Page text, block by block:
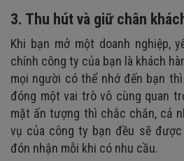
3. Thu hút và giữ chân
Khi bạn mở một doanh nghiệp,
chính công ty của bạn là khách
mọi người có thể nhớ đến bạn
đóng một vai trò vô cùng quan
mặt ấn tượng thì chắc chắn, cả
vụ của công ty bạn đều sẽ
đón nhận mỗi khi có nhu cầu.